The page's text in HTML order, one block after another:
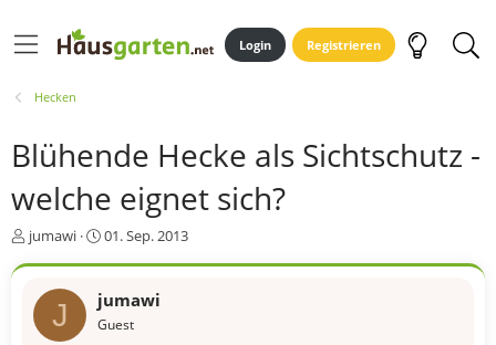
Login Registrieren
Hecken
Blühende Hecke als Sichtschutz -
welche eignet sich?
E
e
jumawi
E
t
l
01. Sep. 2013
J jumawi
Guest